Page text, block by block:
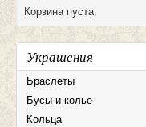
Корзина пуста.
Украшения
Браслеты
Бусы и колье
Кольца